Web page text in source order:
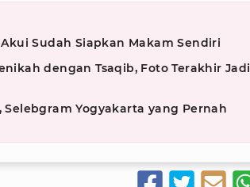
Sudah Siapkan Makam Sendiri
dengan Tsaqib, Foto Terakhir Jadi
Yogyakarta yang Pernah